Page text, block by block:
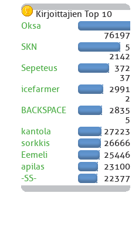
Kirjoittajien Top 10
Oksa
76197
SKN
5
2142
Sepeteus
372
37
icefarmer
2991
2
BACKSPACE
2835
5
kantola
27223
sorkkis
26666
Eemeli
25446
apilas
23100
-SS-
22377